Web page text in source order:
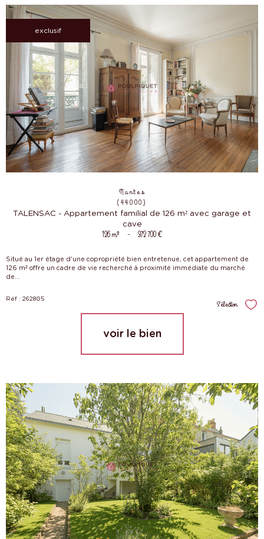
exclusif
Nantes
(44000)
TALENSAC - Appartement familial de 126 m² avec garage et
cave
126 m² - 372 700 €
Situé au 1er étage d'une copropriété bien entretenue, cet appartement de
126 m² offre un cadre de vie recherché à proximité immédiate du marché
de...
Réf : 262805
Sélection
voir le bien